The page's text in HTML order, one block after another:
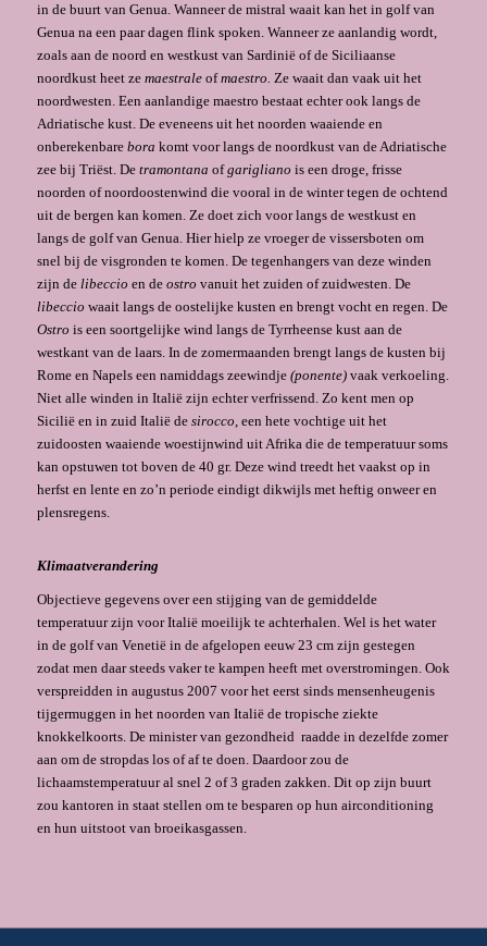
in de buurt van Genua. Wanneer de mistral waait kan het in golf van
Genua na een paar dagen flink spoken. Wanneer ze aanlandig wordt,
zoals aan de noord en westkust van Sardinië of de Siciliaanse
noordkust heet ze maestraleofmaestro. Ze waait dan vaak uit het
noordwesten. Een aanlandige maestro bestaat echter ook langs de
Adriatische kust. De eveneens uit het noorden waaiende en
onberekenbare bora komt voor langs de noordkust van de Adriatische
zee bij Triëst. De tramontana ofgarigliano is een droge, frisse
noorden of noordoostenwind die vooral in de winter tegen de ochtend
uit de bergen kan komen. Ze doet zich voor langs de westkust en
langs de golf van Genua. Hier hielp ze vroeger de vissersboten om
snel bij de visgronden te komen. De tegenhangers van deze winden
zijn de libeccio en de ostro vanuit het zuiden of zuidwesten. De
libeccio waait langs de oostelijke kusten en brengt vocht en regen. De
Ostro is een soortgelijke wind langs de Tyrrheense kust aan de
westkant van de laars. In de zomermaanden brengt langs de kusten bij
Rome en Napels een namiddags zeewindje (ponente)vaak verkoeling.
Niet alle winden in Italië zijn echter verfrissend. Zo kent men op
Sicilië en in zuid Italië de sirocco, een hete vochtige uit het
zuidoosten waaiende woestijnwind uit Afrika die de temperatuur soms
kan opstuwen tot boven de 40 gr. Deze wind treedt het vaakst op in
herfst en lente en zo’n periode eindigt dikwijls met heftig onweer en
plensregens.
Klimaatverandering
Objectieve gegevens over een stijging van de gemiddelde
temperatuur zijn voor Italië moeilijk te achterhalen. Wel is het water
in de golf van Venetië in de afgelopen eeuw 23 cm zijn gestegen
zodat men daar steeds vaker te kampen heeft met overstromingen. Ook
verspreidden in augustus 2007 voor het eerst sinds mensenheugenis
tijgermuggen in het noorden van Italië de tropische ziekte
knokkelkoorts. De minister van gezondheid raadde in dezelfde zomer
aan om de stropdas los of af te doen. Daardoor zou de
lichaamstemperatuur al snel 2 of 3 graden zakken. Dit op zijn buurt
zou kantoren in staat stellen om te besparen op hun airconditioning
en hun uitstoot van broeikasgassen.